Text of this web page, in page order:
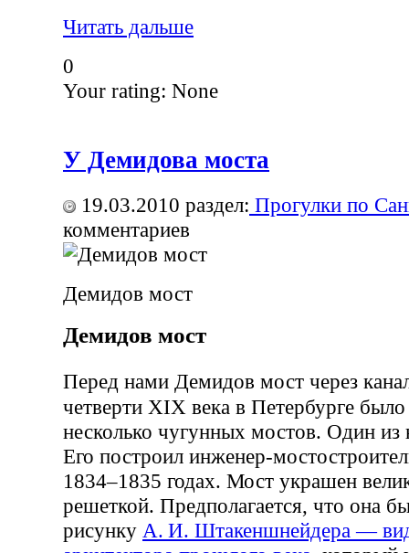
Читать дальше
0
Your rating: None
У Демидова моста
19.03.2010 раздел: Прогулки по
комментариев
Демидов мост
Демидов мост
Перед нами Демидов мост через
четверти XIX века в Петербурге было
несколько чугунных мостов. Один
Его построил инженер-
1834–1835 годах. Мост украшен
решеткой. Предполагается, что она
рисунку А. И. Штакеншнейдера —